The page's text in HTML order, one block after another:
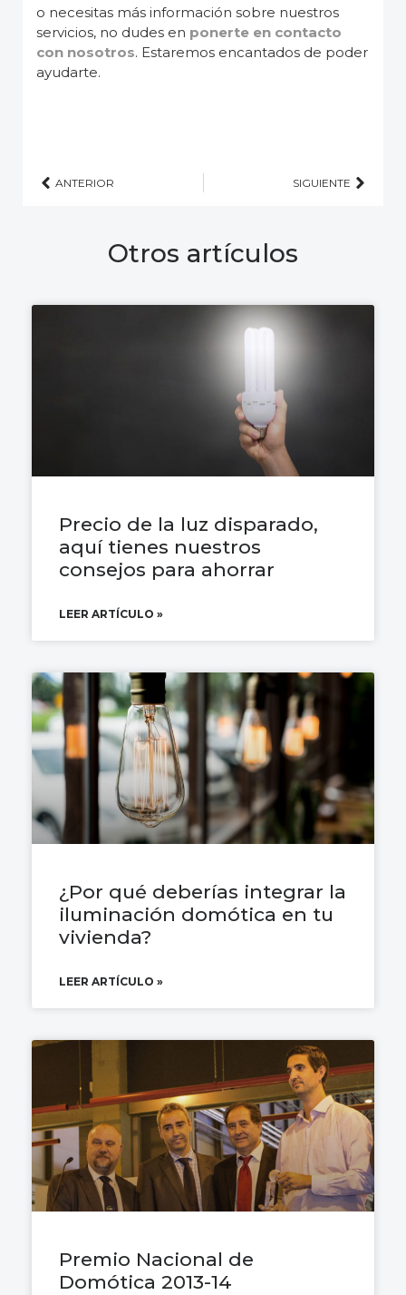
o necesitas más información sobre nuestros
servicios, no dudes en ponerte en contacto
con nosotros. Estaremos encantados de poder
ayudarte.
ANTERIOR SIGUIENTE
Otros artículos
Precio de la luz disparado,
aquí tienes nuestros
consejos para ahorrar
LEER ARTÍCULO »
¿Por qué deberías integrar la
iluminación domótica en tu
vivienda?
LEER ARTÍCULO »
Premio Nacional de
Domótica 2013-14